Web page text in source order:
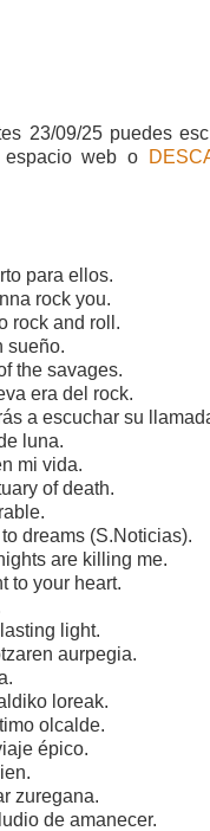
23/09/25 puedes
web o
para ellos.
rock you.
rock and roll.
sueño.
the savages.
era del rock.
a escuchar su
luna.
mi vida.
of death.
dreams (S.Noticias).
are killing me.
to your heart.
light.
aurpegia.
loreak.
olcalde.
épico.
zuregana.
de amanecer.